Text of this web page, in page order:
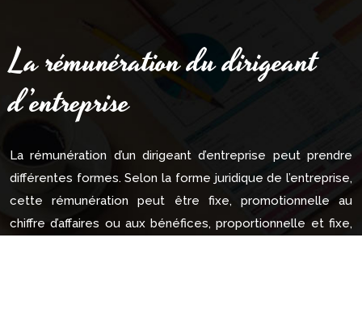
La rémunération du dirigeant
d’entreprise
La rémunération d’un dirigeant d’entreprise peut prendre
différentes formes. Selon la forme juridique de l’entreprise,
cette rémunération peut être fixe, promotionnelle au
chiffre d’affaires ou aux bénéfices, proportionnelle et fixe,